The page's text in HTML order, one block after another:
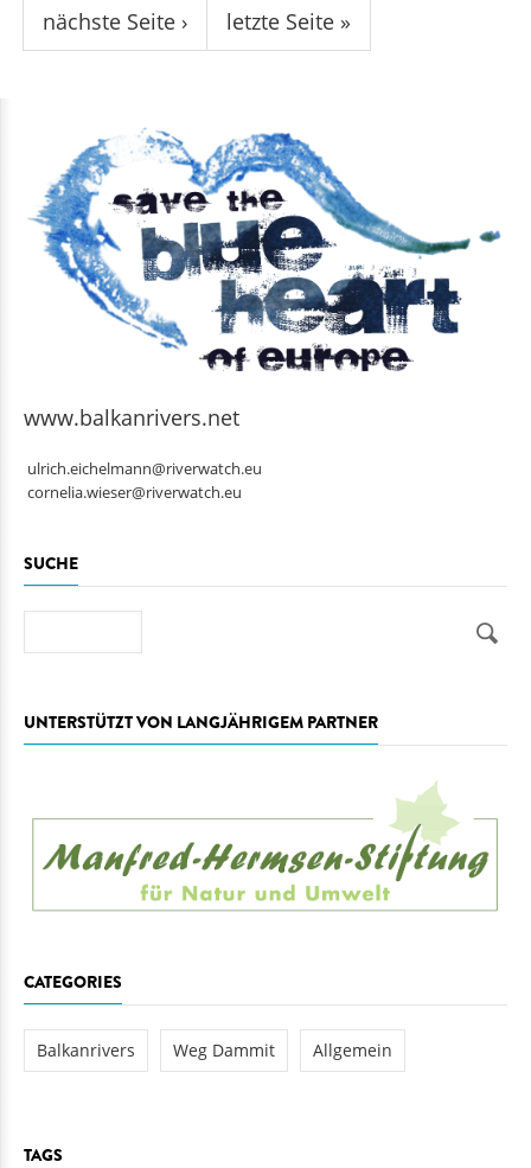
nächste Seite › letzte Seite »
www.balkanrivers.net
ulrich.eichelmann@riverwatch.eu
cornelia.wieser@riverwatch.eu
SUCHE
UNTERSTÜTZT VON LANGJÄHRIGEM PARTNER
CATEGORIES
Balkanrivers Weg Dammit Allgemein
TAGS